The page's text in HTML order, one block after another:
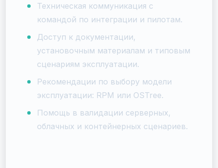
Техническая коммуникация с
командой по интеграции и пилотам.
Доступ к документации,
установочным материалам и типовым
сценариям эксплуатации.
Рекомендации по выбору модели
эксплуатации: RPM или OSTree.
Помощь в валидации серверных,
облачных и контейнерных сценариев.